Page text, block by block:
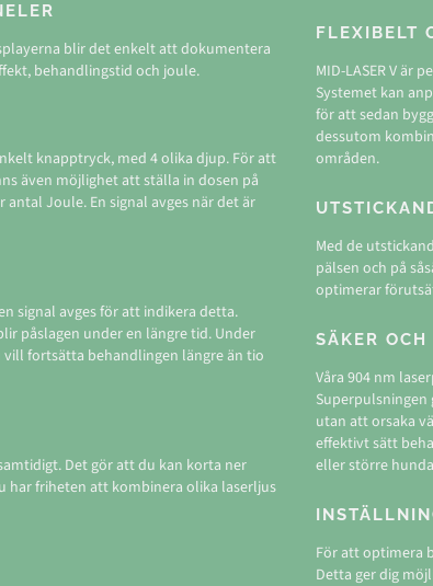
blir det enkelt att dokumentera
behandlingstid och joule.
knapptryck, med 4 olika djup. För att
även möjlighet att ställa in dosen på
Joule. En signal avges när det är
signal avges för att indikera detta.
påslagen under en längre tid. Under
fortsätta behandlingen längre än tio
Det gör att du kan korta ner
har friheten att kombinera olika laserljus
FLEXIBELT
MID-LASER V är
Systemet kan
för att sedan
dessutom
områden.
Med de
pälsen och på
optimerar
SÄKER
Våra 904 nm
utan att orsaka
effektivt sätt
eller större
För att optimera
Detta ger dig